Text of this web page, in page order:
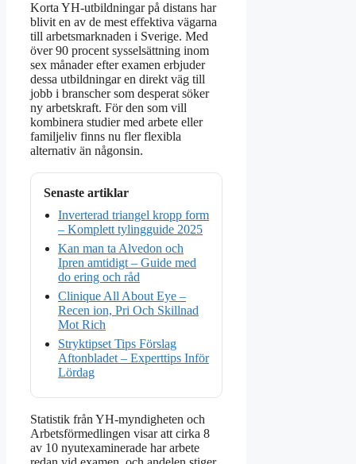
Korta YH-utbildningar på distans har
blivit en av de mest effektiva vägarna
till arbetsmarknaden i Sverige. Med
över 90 procent sysselsättning inom
sex månader efter examen erbjuder
dessa utbildningar en direkt väg till
jobb i branscher som desperat söker
ny arbetskraft. För den som vill
kombinera studier med arbete eller
familjeliv finns nu fler flexibla
alternativ än någonsin.
Senaste artiklar
Inverterad triangel kropp form
– Komplett tylingguide 2025
Kan man ta Alvedon och
Ipren amtidigt – Guide med
do ering och råd
Clinique All About Eye –
Recen ion, Pri Och Skillnad
Mot Rich
Stryktipset Tips Förslag
Aftonbladet – Experttips Inför
Lördag
Statistik från YH-myndigheten och
Arbetsförmedlingen visar att cirka 8
av 10 nyutexaminerade har arbete